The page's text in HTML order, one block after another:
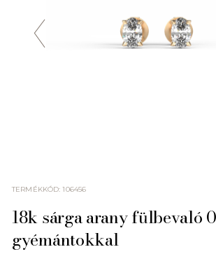
TERMÉKKÓD:106456
18k sárga arany fülbevaló
gyémántokkal